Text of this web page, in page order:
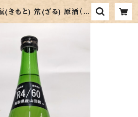
(きもと) 笊(ざる) 原酒（山
精米）720ml | 梅津酒造